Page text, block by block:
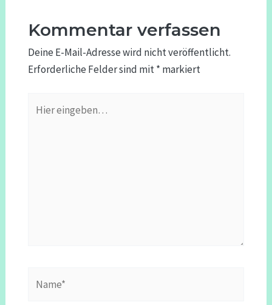
Kommentar verfassen
Deine E-Mail-Adresse wird nicht veröffentlicht.
Erforderliche Felder sind mit* markiert
eingeben…